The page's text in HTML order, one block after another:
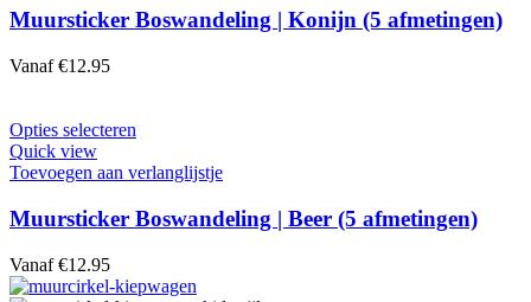
variaties.
op
de
productpagina
Muursticker Boswandeling | Konijn (5 afmetingen)
Vanaf €12.95
Opties selecteren
heeft
variaties.
Deze
Quick view
Toevoegen aan verlanglijstje
Muursticker Boswandeling | Beer (5 afmetingen)
Vanaf €12.95